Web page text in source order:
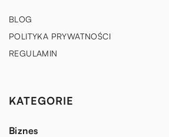
BLOG
POLITYKA PRYWATNOŚCI
REGULAMIN
KATEGORIE
Biznes